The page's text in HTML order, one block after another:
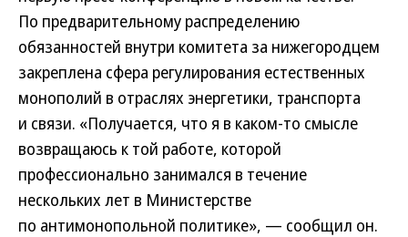
По предварительному распределению
обязанностей внутри комитета за нижегородцем
закреплена сфера регулирования естественных
монополий в отраслях энергетики, транспорта
и связи. «Получается, что я в каком-то смысле
возвращаюсь к той работе, которой
профессионально занимался в течение
нескольких лет в Министерстве
по антимонопольной политике», — сообщил он.